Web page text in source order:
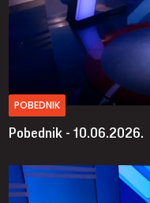
POBEDNIK
Pobednik - 10.06.2026.